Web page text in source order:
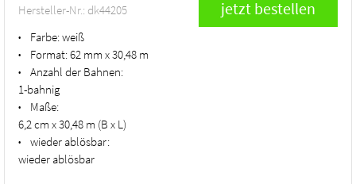
Hersteller-Nr.: dk44205
• Farbe:weiß
• Format:62 mm x 30,48 m
•
Anzahl der Bahnen:
1-bahnig
•
Maße:
6,2 cm x 30,48 m (B x L)
•
wieder ablösbar:
wieder ablösbar